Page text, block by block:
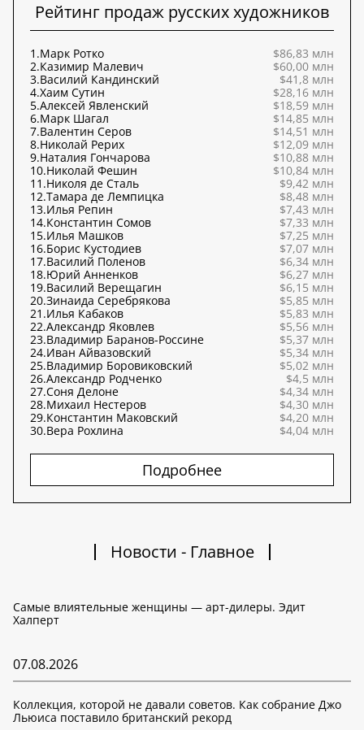
Рейтинг продаж русских художников
1.Марк Ротко
$86,83 млн
2.Казимир Малевич
$60,00 млн
3.Василий Кандинский
$41,8 млн
4.Хаим Сутин
$28,16 млн
5.Алексей Явленский
$18,59 млн
6.Марк Шагал
$14,85 млн
7.Валентин Серов
$14,51 млн
8.Николай Рерих
$12,09 млн
9.Наталия Гончарова
$10,88 млн
10.Николай Фешин
$10,84 млн
11.Николя де Сталь
$9,42 млн
12.Тамара де Лемпицка
$8,48 млн
13.Илья Репин
$7,43 млн
14.Константин Сомов
$7,33 млн
15.Илья Машков
$7,25 млн
16.Борис Кустодиев
$7,07 млн
17.Василий Поленов
$6,34 млн
18.Юрий Анненков
$6,27 млн
19.Василий Верещагин
$6,15 млн
20.Зинаида Серебрякова
$5,85 млн
21.Илья Кабаков
$5,83 млн
22.Александр Яковлев
$5,56 млн
23.Владимир Баранов-Россине
$5,37 млн
24.Иван Айвазовский
$5,34 млн
25.Владимир Боровиковский
$5,02 млн
26.Александр Родченко
$4,5 млн
27.Соня Делоне
$4,34 млн
28.Михаил Нестеров
$4,30 млн
29.Константин Маковский
$4,20 млн
30.Вера Рохлина $4,04 млн
Подробнее
Новости - Главное
Самые влиятельные женщины — арт-дилеры. Эдит
Халперт
07.08.2026
Коллекция, которой не давали советов. Как собрание Джо
Льюиса поставило британский рекорд